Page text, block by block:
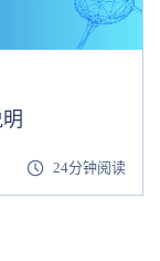
24分钟阅读